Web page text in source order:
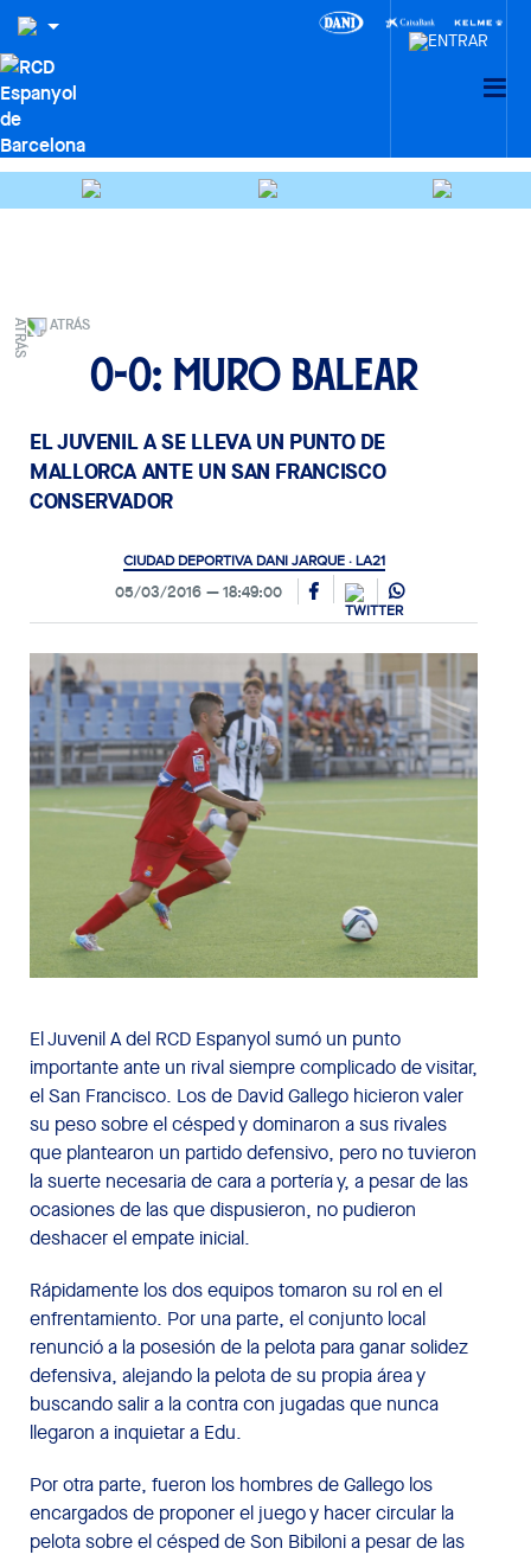
ATRÁS
0-0: Muro balear
EL JUVENIL A SE LLEVA UN PUNTO DE
MALLORCA ANTE UN SAN FRANCISCO
CONSERVADOR
CIUDAD DEPORTIVA DANI JARQUE · LA21
05/03/2016 18:49:00
El Juvenil A del RCD Espanyol sumó un punto
importante ante un rival siempre complicado de visitar,
el San Francisco. Los de David Gallego hicieron valer
su peso sobre el césped y dominaron a sus rivales
que plantearon un partido defensivo, pero no tuvieron
la suerte necesaria de cara a portería y, a pesar de las
ocasiones de las que dispusieron, no pudieron
deshacer el empate inicial.
Rápidamente los dos equipos tomaron su rol en el
enfrentamiento. Por una parte, el conjunto local
renunció a la posesión de la pelota para ganar solidez
defensiva, alejando la pelota de su propia área y
buscando salir a la contra con jugadas que nunca
llegaron a inquietar a Edu.
Por otra parte, fueron los hombres de Gallego los
encargados de proponer el juego y hacer circular la
pelota sobre el césped de Son Bibiloni a pesar de las